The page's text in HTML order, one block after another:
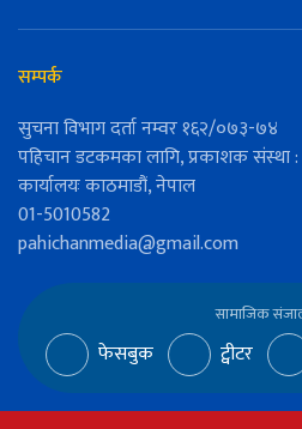
सम्पर्क
सुचना विभाग दर्ता नम्वर १६२/०७३-७४
पहिचान डटकमका लागि, प्रकाशक संस्था :
कार्यालयः काठमाडौं, नेपाल
01-5010582
pahichanmedia@gmail.com
सामाजिक
फेसबुक ट्वीटर